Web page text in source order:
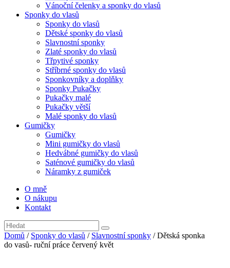
Vánoční čelenky a sponky do vlasů
Sponky do vlasů
Sponky do vlasů
Dětské sponky do vlasů
Slavnostní sponky
Zlaté sponky do vlasů
Třpytivé sponky
Stříbrné sponky do vlasů
Sponkovníky a doplňky
Sponky Pukačky
Pukačky malé
Pukačky větší
Malé sponky do vlasů
Gumičky
Gumičky
Mini gumičky do vlasů
Hedvábné gumičky do vlasů
Saténové gumičky do vlasů
Náramky z gumiček
O mně
O nákupu
Kontakt
Domů / Sponky do vlasů / Slavnostní sponky / Dětská sponka
do vasů- ruční práce červený květ